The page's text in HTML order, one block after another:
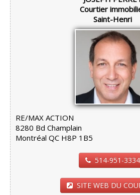
Courtier
Saint-Henri
RE/MAX ACTION
8280 Bd Champlain
Montréal QC H8P 1B5
514-951-3334
SITE WEB DU